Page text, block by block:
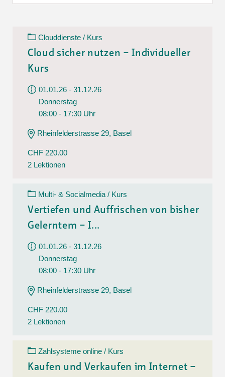
Clouddienste / Kurs
Cloud sicher nutzen – Individueller
Kurs
01.01.26 - 31.12.26
Donnerstag
08:00 - 17:30 Uhr
Rheinfelderstrasse 29, Basel
CHF 220.00
2 Lektionen
Multi- & Socialmedia / Kurs
Vertiefen und Auffrischen von bisher
Gelerntem – I...
01.01.26 - 31.12.26
Donnerstag
08:00 - 17:30 Uhr
Rheinfelderstrasse 29, Basel
CHF 220.00
2 Lektionen
Zahlsysteme online / Kurs
Kaufen und Verkaufen im Internet –